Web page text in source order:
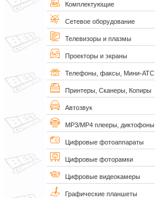
Комплектующие
Сетевое оборудование
Телевизоры и плазмы
Проекторы и экраны
Телефоны, факсы, Мини-АТС
Принтеры, Сканеры, Копиры
Автозвук
MP3/MP4 плееры, диктофоны
Цифровые фотоаппараты
Цифровые фоторамки
Цифровые видеокамеры
Графические планшеты